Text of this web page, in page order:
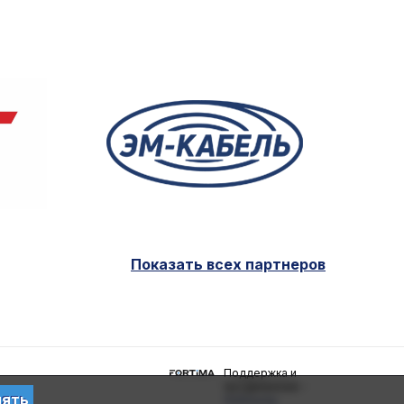
Показать всех партнеров
Поддержка и